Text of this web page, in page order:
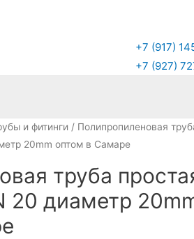
+7 (917)
+7 (927)
и фитинги / Полипропиленовая
20mm оптом в Самаре
труба
20 диаметр